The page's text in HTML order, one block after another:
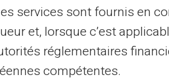
renforcées.Vous
de traitement
ou les promotions
services sont fournis en
et, lorsque c’est
réglementaires
compétentes.